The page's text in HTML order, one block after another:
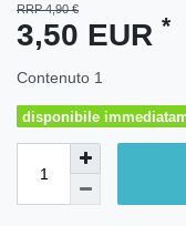
RRP 4,90 €
3,50 EUR *
Contenuto 1
disponibile